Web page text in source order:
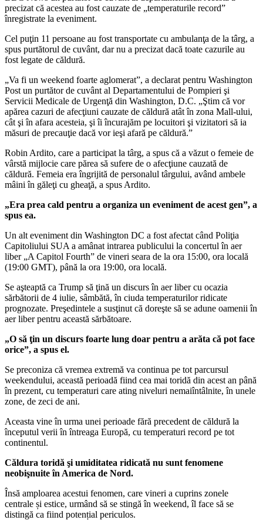
precizat că acestea au fost cauzate de „temperaturile record”
înregistrate la eveniment.
Cel puţin 11 persoane au fost transportate cu ambulanţa de la târg, a
spus purtătorul de cuvânt, dar nu a precizat dacă toate cazurile au
fost legate de căldură.
„Va fi un weekend foarte aglomerat”, a declarat pentru Washington
Post un purtător de cuvânt al Departamentului de Pompieri şi
Servicii Medicale de Urgenţă din Washington, D.C. „Ştim că vor
apărea cazuri de afecţiuni cauzate de căldură atât în zona Mall-ului,
cât şi în afara acesteia, şi îi încurajăm pe locuitori şi vizitatori să ia
măsuri de precauţie dacă vor ieşi afară pe căldură.”
Robin Ardito, care a participat la târg, a spus că a văzut o femeie de
vârstă mijlocie care părea să sufere de o afecţiune cauzată de
căldură. Femeia era îngrijită de personalul târgului, având ambele
mâini în găleţi cu gheaţă, a spus Ardito.
„Era prea cald pentru a organiza un eveniment de acest gen”, a
spus ea.
Un alt eveniment din Washington DC a fost afectat când Poliţia
Capitoliului SUA a amânat intrarea publicului la concertul în aer
liber „A Capitol Fourth” de vineri seara de la ora 15:00, ora locală
(19:00 GMT), până la ora 19:00, ora locală.
Se aşteaptă ca Trump să ţină un discurs în aer liber cu ocazia
sărbătorii de 4 iulie, sâmbătă, în ciuda temperaturilor ridicate
prognozate. Preşedintele a susţinut că doreşte să se adune oamenii în
aer liber pentru această sărbătoare.
„O să ţin un discurs foarte lung doar pentru a arăta că pot face
orice”, a spus el.
Se preconiza că vremea extremă va continua pe tot parcursul
weekendului, această perioadă fiind cea mai toridă din acest an până
în prezent, cu temperaturi care ating niveluri nemaiîntâlnite, în unele
zone, de zeci de ani.
Aceasta vine în urma unei perioade fără precedent de căldură la
începutul verii în întreaga Europă, cu temperaturi record pe tot
continentul.
Căldura toridă şi umiditatea ridicată nu sunt fenomene
neobişnuite în America de Nord.
Însă amploarea acestui fenomen, care vineri a cuprins zonele
centrale și estice, urmând să se stingă în weekend, îl face să se
distingă ca fiind potențial periculos.